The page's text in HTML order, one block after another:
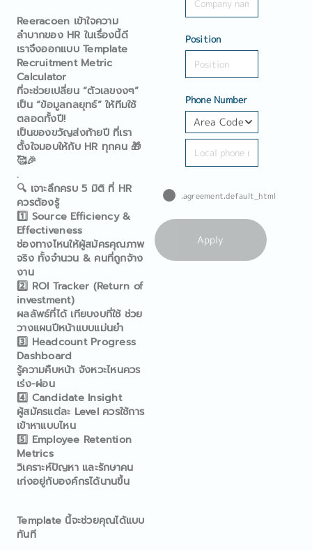
Reeracoen เข้าใจความ
ลำบากของ HR ในเรื่องนี้ดี
เราจึงออกแบบ Template
Recruitment Metric
Calculator
ที่จะช่วยเปลี่ยน “ตัวเลขงงๆ”
เป็น “ข้อมูลกลยุทธ์” ให้ทีมใช้
ตลอดทั้งปี!
เป็นของขวัญส่งท้ายปี ที่เรา
ตั้งใจมอบให้กับ HR ทุกคน 🎁
🥰🎉
.
🔍 เจาะลึกครบ 5 มิติ ที่ HR
ควรต้องรู้
1️⃣ Source Efficiency &
Effectiveness
ช่องทางไหนให้ผู้สมัครคุณภาพ
จริง ทั้งจำนวน & คนที่ถูกจ้าง
งาน
2️⃣ ROI Tracker (Return of
investment)
ผลลัพธ์ที่ได้ เทียบงบที่ใช้ ช่วย
วางแผนปีหน้าแบบแม่นยำ
3️⃣ Headcount Progress
Dashboard
รู้ความคืบหน้า จังหวะไหนควร
เร่ง-ผ่อน
4️⃣ Candidate Insight
ผู้สมัครแต่ละ Level ควรใช้การ
เข้าหาแบบไหน
5️⃣ Employee Retention
Metrics
วิเคราะห์ปัญหา และรักษาคน
เก่งอยู่กับองค์กรได้นานขึ้น
Template นี้จะช่วยคุณได้แบบ
ทันที
Position
Phone Number
Area Code
.agreement.default_html